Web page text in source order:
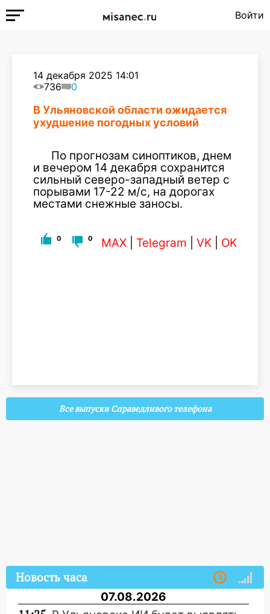
Войти
14 декабря 2025 14:01
736
0
В Ульяновской области ожидается
ухудшение погодных условий
По прогнозам синоптиков, днем
и вечером 14 декабря сохранится
сильный северо-западный ветер с
порывами 17-22 м/с, на дорогах
местами снежные заносы.
0 0 MAX Telegram VK OK
Все выпуски Справедливого телефона
Новость часа
07.08.2026